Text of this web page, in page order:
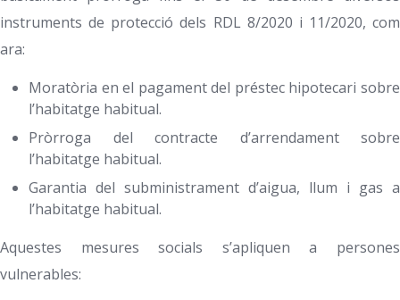
instruments de protecció dels RDL 8/2020 i 11/2020, com
ara:
Moratòria en el pagament del préstec hipotecari sobre
l’habitatge habitual.
Pròrroga del contracte d’arrendament sobre
l’habitatge habitual.
Garantia del subministrament d’aigua, llum i gas a
l’habitatge habitual.
Aquestes mesures socials s’apliquen a persones
vulnerables: